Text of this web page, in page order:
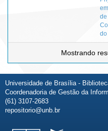
de
do
Mostrando
Universidade de Brasília -
Coordenadoria de Gestão da
(61) 3107-2683
repositorio@unb.br